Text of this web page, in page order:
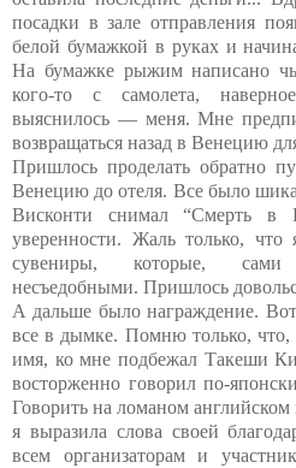
посадки в зале отправления
белой бумажкой в руках и
На бумажке рыжим написано
кого-то с самолета,
выяснилось — меня. Мне
возвращаться назад в Венецию
Пришлось проделать обратно
Венецию до отеля. Все было
Висконти снимал “Смерть в
уверенности. Жаль только, что
сувениры, которые, сами
несъедобными. Пришлось
А дальше было награждение.
все в дымке. Помню только, что,
имя, ко мне подбежал Такеши
восторженно говорил по-
Говорить на ломаном английском
я выразила слова своей
всем организаторам и